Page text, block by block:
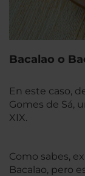
Bacalao o
En este caso,
Gomes de Sá,
XIX.
Como sabes,
Bacalao, pero